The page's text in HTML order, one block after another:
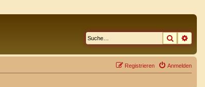
Suche
Anmelden
Registrieren